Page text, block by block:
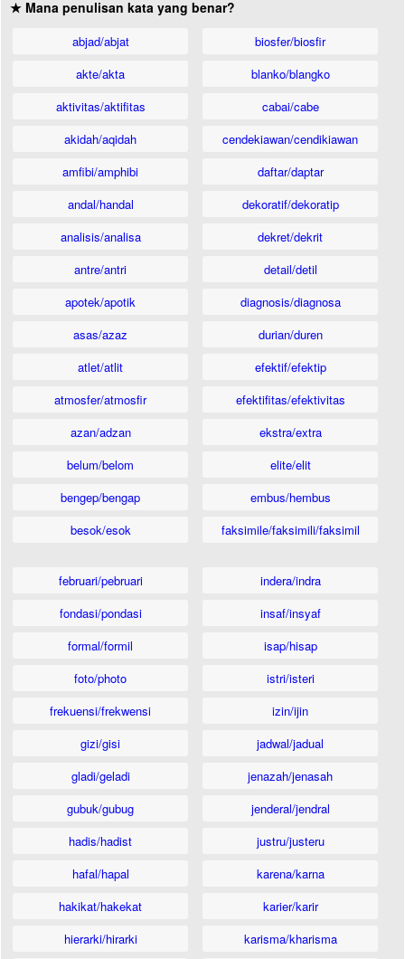
★ Mana penulisan kata yang benar?
abjad/abjat
akte/akta
aktivitas/aktifitas
akidah/aqidah
amfibi/amphibi
andal/handal
analisis/analisa
antre/antri
apotek/apotik
asas/azaz
atlet/atlit
atmosfer/atmosfir
azan/adzan
belum/belom
bengep/bengap
besok/esok
biosfer/biosfir
blanko/blangko
cabai/cabe
cendekiawan/cendikiawan
daftar/daptar
dekoratif/dekoratip
dekret/dekrit
detail/detil
diagnosis/diagnosa
durian/duren
efektif/efektip
efektifitas/efektivitas
ekstra/extra
elite/elit
embus/hembus
faksimile/faksimili/faksimil
februari/pebruari
fondasi/pondasi
formal/formil
foto/photo
frekuensi/frekwensi
gizi/gisi
gladi/geladi
gubuk/gubug
hadis/hadist
hafal/hapal
hakikat/hakekat
hierarki/hirarki
indera/indra
insaf/insyaf
isap/hisap
istri/isteri
izin/ijin
jadwal/jadual
jenazah/jenasah
jenderal/jendral
justru/justeru
karena/karna
karier/karir
karisma/kharisma